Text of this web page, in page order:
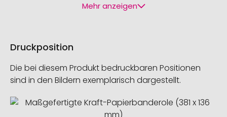
Mehr anzeigen
Druckposition
Die bei diesem Produkt bedruckbaren Positionen
sind in den Bildern exemplarisch dargestellt.